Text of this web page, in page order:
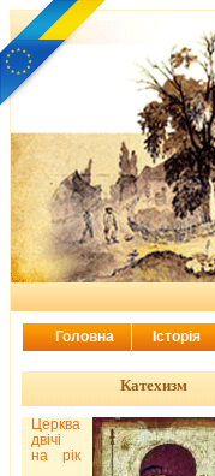
Катехизм
Церква
двічі
на рік
Головна Історія